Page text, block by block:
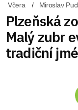
Včera Miroslav
Plzeňská
Malý zubr
tradiční